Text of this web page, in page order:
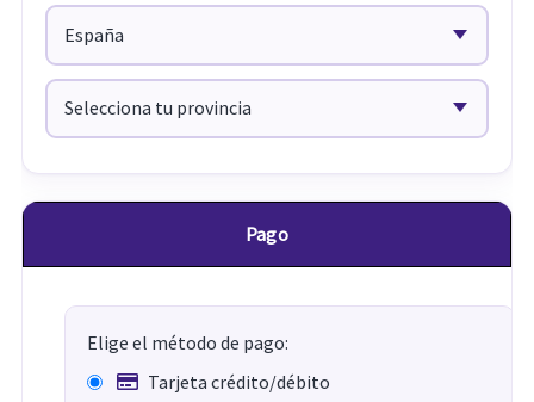
Pago
Elige el método de pago:
Tarjeta crédito/débito